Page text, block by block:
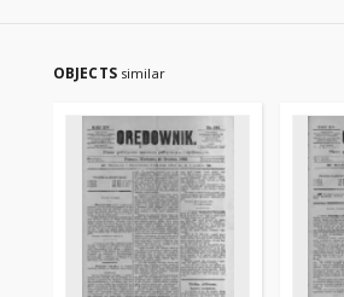
OBJECTS similar